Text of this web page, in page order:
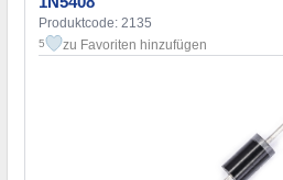
Produktcode: 2135
5 zu Favoriten hinzufügen